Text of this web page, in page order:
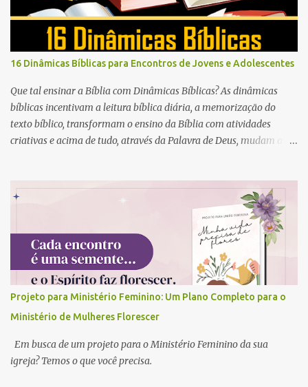
16 Dinâmicas Bíblicas para Encontros de Jovens e Adolescentes
Que tal ensinar a Bíblia com Dinâmicas Bíblicas? As dinâmicas
bíblicas incentivam a leitura bíblica diária, a memorização do
texto bíblico, transformam o ensino da Bíblia com atividades
criativas e acima de tudo, através da Palavra de Deus, mudam a
Projeto para Ministério Feminino: Um Plano Completo para o
Ministério de Mulheres Florescer
Em busca de um projeto para o Ministério Feminino da sua
igreja? Temos o que você precisa.